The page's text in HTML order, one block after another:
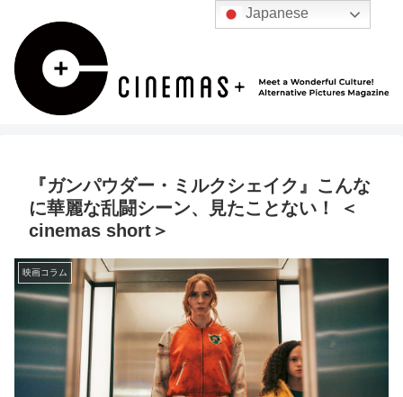
『ガンパウダー・ミルクシェイク』こんな
に華麗な乱闘シーン、見たことない！ ＜
cinemas short＞
映画コラム
Japanese